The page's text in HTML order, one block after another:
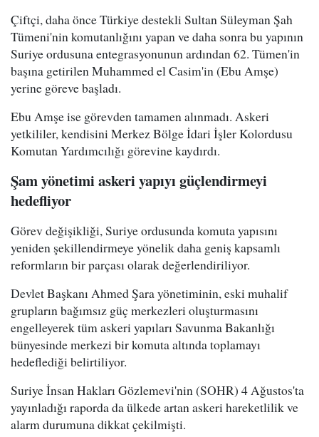
Çiftçi, daha önce Türkiye destekli Sultan Süleyman Şah
Tümeni'nin komutanlığını yapan ve daha sonra bu yapının
Suriye ordusuna entegrasyonunun ardından 62. Tümen'in
başına getirilen Muhammed el Casim'in (Ebu Amşe)
yerine göreve başladı.
Ebu Amşe ise görevden tamamen alınmadı. Askeri
yetkililer, kendisini Merkez Bölge İdari İşler Kolordusu
Komutan Yardımcılığı görevine kaydırdı.
Şam yönetimi askeri yapıyı güçlendirmeyi
hedefliyor
Görev değişikliği, Suriye ordusunda komuta yapısını
yeniden şekillendirmeye yönelik daha geniş kapsamlı
reformların bir parçası olarak değerlendiriliyor.
Devlet Başkanı Ahmed Şara yönetiminin, eski muhalif
grupların bağımsız güç merkezleri oluşturmasını
engelleyerek tüm askeri yapıları Savunma Bakanlığı
bünyesinde merkezi bir komuta altında toplamayı
hedeflediği belirtiliyor.
Suriye İnsan Hakları Gözlemevi'nin (SOHR) 4 Ağustos'ta
yayınladığı raporda da ülkede artan askeri hareketlilik ve
alarm durumuna dikkat çekilmişti.